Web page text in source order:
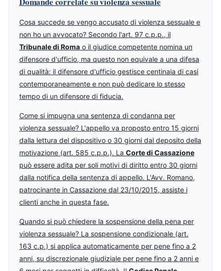
Cosa succede se vengo accusato di violenza sessuale e
non ho un avvocato? Secondo l'art. 97 c.p.p., il
Tribunale di Roma o il giudice competente nomina un
difensore d'ufficio, ma questo non equivale a una difesa
di qualità: il difensore d'ufficio gestisce centinaia di casi
contemporaneamente e non può dedicare lo stesso
tempo di un difensore di fiducia.
Come si impugna una sentenza di condanna per
violenza sessuale? L'appello va proposto entro 15 giorni
dalla lettura del dispositivo o 30 giorni dal deposito della
motivazione (art. 585 c.p.p.). La Corte di Cassazione
può essere adita per soli motivi di diritto entro 30 giorni
dalla notifica della sentenza di appello. L'Avv. Romano,
patrocinante in Cassazione dal 23/10/2015, assiste i
clienti anche in questa fase.
Quando si può chiedere la sospensione della pena per
violenza sessuale? La sospensione condizionale (art.
163 c.p.) si applica automaticamente per pene fino a 2
anni, su discrezionale giudiziale per pene fino a 2 anni e